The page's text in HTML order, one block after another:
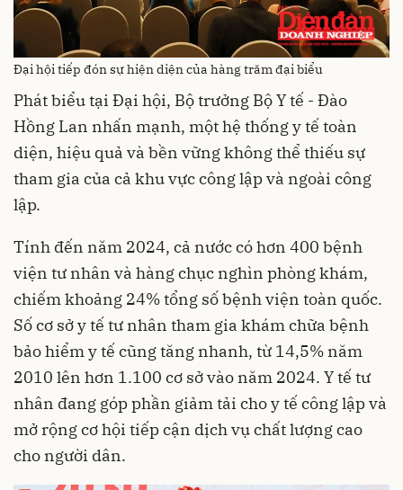
Đại hội tiếp đón sự hiện diện của hàng trăm đại biểu
Phát biểu tại Đại hội, Bộ trưởng Bộ Y tế - Đào
Hồng Lan nhấn mạnh, một hệ thống y tế toàn
diện, hiệu quả và bền vững không thể thiếu sự
tham gia của cả khu vực công lập và ngoài công
lập.
Tính đến năm 2024, cả nước có hơn 400 bệnh
viện tư nhân và hàng chục nghìn phòng khám,
chiếm khoảng 24% tổng số bệnh viện toàn quốc.
Số cơ sở y tế tư nhân tham gia khám chữa bệnh
bảo hiểm y tế cũng tăng nhanh, từ 14,5% năm
2010 lên hơn 1.100 cơ sở vào năm 2024. Y tế tư
nhân đang góp phần giảm tải cho y tế công lập và
mở rộng cơ hội tiếp cận dịch vụ chất lượng cao
cho người dân.